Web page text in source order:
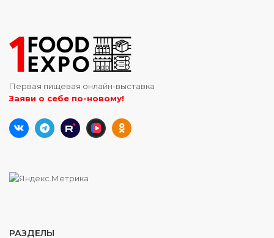
Первая пищевая онлайн-выставка
Заяви о себе по-новому!
РАЗДЕЛЫ